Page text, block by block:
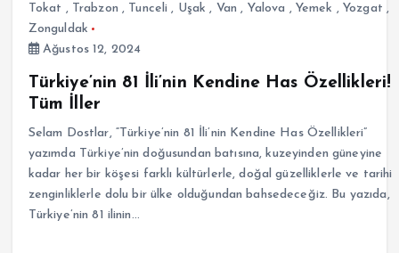
Tokat , Trabzon , Tunceli , Uşak , Van , Yalova , Yemek ,Yozgat ,
Zonguldak
Ağustos 12, 2024
Türkiye’nin 81 İli’nin Kendine Has Özellikleri!
Tüm İller
Selam Dostlar, “Türkiye’nin 81 İli’nin Kendine Has Özellikleri”
yazımda Türkiye’nin doğusundan batısına, kuzeyinden güneyine
kadar her bir köşesi farklı kültürlerle, doğal güzelliklerle ve tarihi
zenginliklerle dolu bir ülke olduğundan bahsedeceğiz. Bu yazıda,
Türkiye’nin 81 ilinin…